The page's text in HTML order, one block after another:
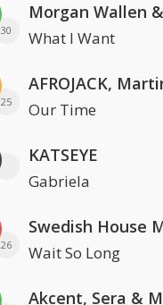
30
Morgan Wallen
What I Want
25 Our Time
KATSEYE
Gabriela
26
Swedish House
Wait So Long
Akcent, Sera &